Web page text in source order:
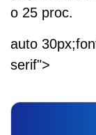
o 25 proc.
auto
serif">